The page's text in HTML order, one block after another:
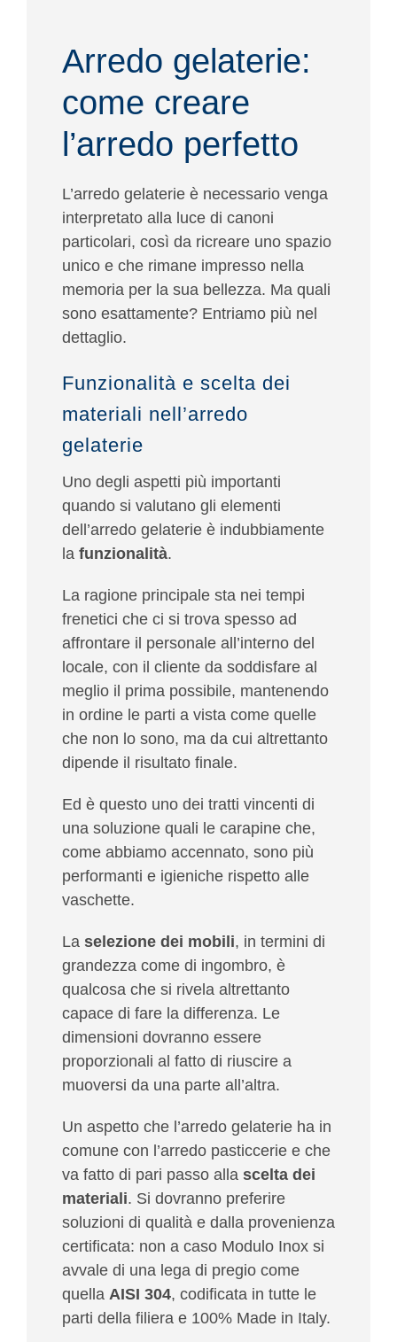
Arredo gelaterie:
come creare
l’arredo perfetto
L’arredo gelaterie è necessario venga
interpretato alla luce di canoni
particolari, così da ricreare uno spazio
unico e che rimane impresso nella
memoria per la sua bellezza. Ma quali
sono esattamente? Entriamo più nel
dettaglio.
Funzionalità e scelta dei
materiali nell’arredo
gelaterie
Uno degli aspetti più importanti
quando si valutano gli elementi
dell’arredo gelaterie è indubbiamente
la funzionalità.
La ragione principale sta nei tempi
frenetici che ci si trova spesso ad
affrontare il personale all’interno del
locale, con il cliente da soddisfare al
meglio il prima possibile, mantenendo
in ordine le parti a vista come quelle
che non lo sono, ma da cui altrettanto
dipende il risultato finale.
Ed è questo uno dei tratti vincenti di
una soluzione quali le carapine che,
come abbiamo accennato, sono più
performanti e igieniche rispetto alle
vaschette.
La selezione dei mobili, in termini di
grandezza come di ingombro, è
qualcosa che si rivela altrettanto
capace di fare la differenza. Le
dimensioni dovranno essere
proporzionali al fatto di riuscire a
muoversi da una parte all’altra.
Un aspetto che l’arredo gelaterie ha in
comune con l’arredo pasticcerie e che
va fatto di pari passo alla scelta dei
materiali. Si dovranno preferire
soluzioni di qualità e dalla provenienza
certificata: non a caso Modulo Inox si
avvale di una lega di pregio come
quella AISI 304, codificata in tutte le
parti della filiera e 100% Made in Italy.